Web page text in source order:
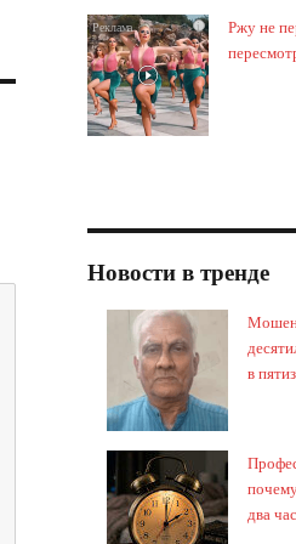
i
Ржу не
Новости в тренде
в
два